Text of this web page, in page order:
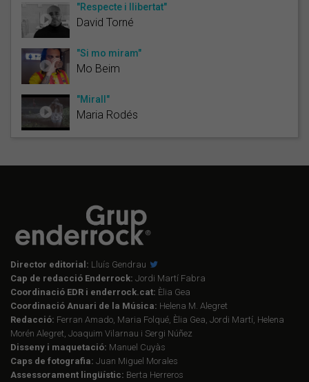
"Respecte i llibertat"
David Torné
"Si mo miram"
Mo Beim
"Mirall"
Maria Rodés
Director editorial: Lluís Gendrau
Cap de redacció Enderrock: Jordi Martí Fabra
Coordinació EDR i enderrock.cat: Èlia Gea
Coordinació Anuari de la Música: Helena M. Alegret
Redacció: Ferran Amado, Maria Folqué, Èlia Gea, Jordi Martí, Helena
Morén Alegret, Joaquim Vilarnau i Sergi Núñez
Disseny i maquetació: Manuel Cuyàs
Caps de fotografia: Juan Miguel Morales
Assessorament lingüístic: Berta Herreros